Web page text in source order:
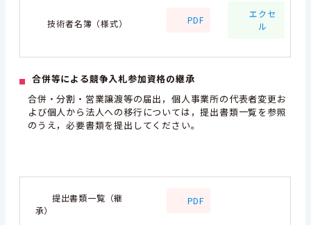
技術者名簿（様式） PDF
エクセ
ル
合併等による競争入札参加資格の継承
合併・分割・営業譲渡等の届出，個人事業所の代表者変更お
よび個人から法人への移行については，提出書類一覧を参照
のうえ，必要書類を提出してください。
提出書類一覧（継
承）
PDF